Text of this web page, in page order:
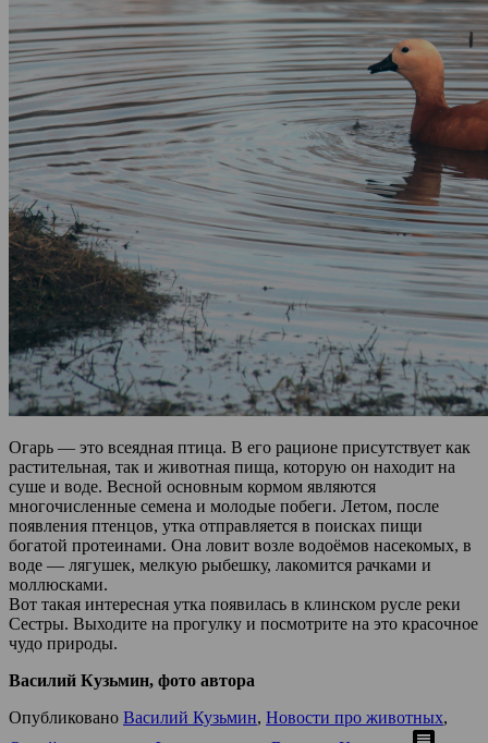
Огарь — это всеядная птица. В его рационе присутствует как
растительная, так и животная пища, которую он находит на
суше и воде. Весной основным кормом являются
многочисленные семена и молодые побеги. Летом, после
появления птенцов, утка отправляется в поисках пищи
богатой протеинами. Она ловит возле водоёмов насекомых, в
воде — лягушек, мелкую рыбешку, лакомится рачками и
моллюсками.
Вот такая интересная утка появилась в клинском русле реки
Сестры. Выходите на прогулку и посмотрите на это красочное
чудо природы.
Василий Кузьмин, фото автора
Опубликовано Василий Кузьмин, Новости про животных,